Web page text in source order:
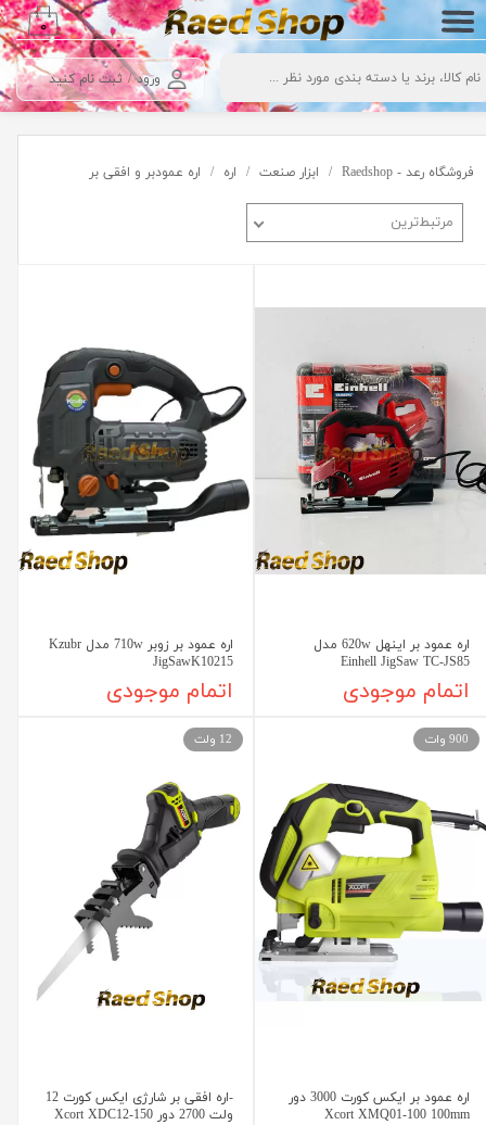
ورود / ثبت نام کنید
حساب کاربری من
تغییر گذر واژه
سفارشات
۰
فروشگاه رعد - Raedshop ابزار صنعت اره اره عمودبر و افقی بر
مرتبط‌ترین
اره عمود بر اینهل 620w مدل
Einhell JigSaw TC-JS85
اتمام موجودی
اره عمود بر زوبر 710w مدل Kzubr
JigSawK10215
اتمام موجودی
اره عمود بر ایکس کورت 3000 دور
Xcort XMQ01-100 100mm
900 وات
-اره افقی بر شارژی ایکس کورت 12
ولت 2700 دور Xcort XDC12-150
12 ولت